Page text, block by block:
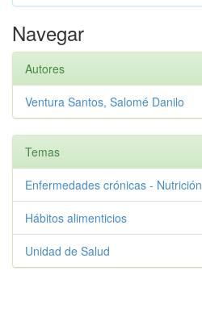
Navegar
Autores
Ventura Santos, Salomé Danilo
Temas
Enfermedades crónicas - Nutrición
Hábitos alimenticios
Unidad de Salud